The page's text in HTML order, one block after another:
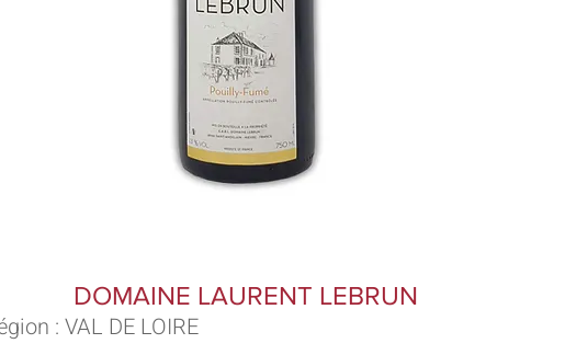
DOMAINE LAURENT LEBRUN
: VAL DE LOIRE